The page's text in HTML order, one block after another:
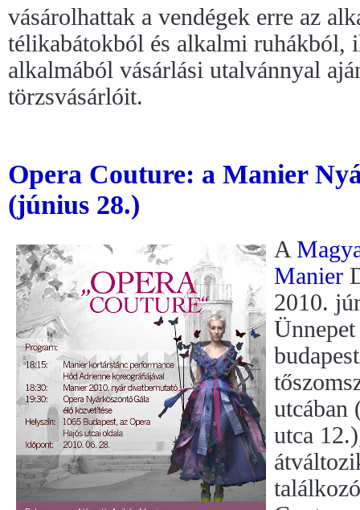
vásárolhattak a vendégek erre az
télikabátokból és alkalmi ruhákból,
alkalmából vásárlási utalvánnyal
törzsvásárlóit.
Opera Couture: a Manier
(június 28.)
A
Manier
2010.
utcában
utca